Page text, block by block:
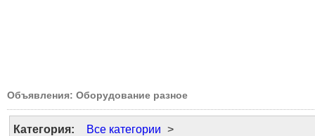
Объявления: Оборудование разное
Категория: Все категории >